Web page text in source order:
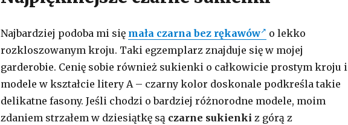
Najbardziej podoba mi się mała czarna bez rękawów
o lekko
rozkloszowanym kroju. Taki egzemplarz znajduje się w mojej
garderobie. Cenię sobie również sukienki o całkowicie prostym kroju i
modele w kształcie litery A – czarny kolor doskonale podkreśla takie
delikatne fasony. Jeśli chodzi o bardziej różnorodne modele, moim
zdaniem strzałem w dziesiątkę są czarne sukienki z górą z